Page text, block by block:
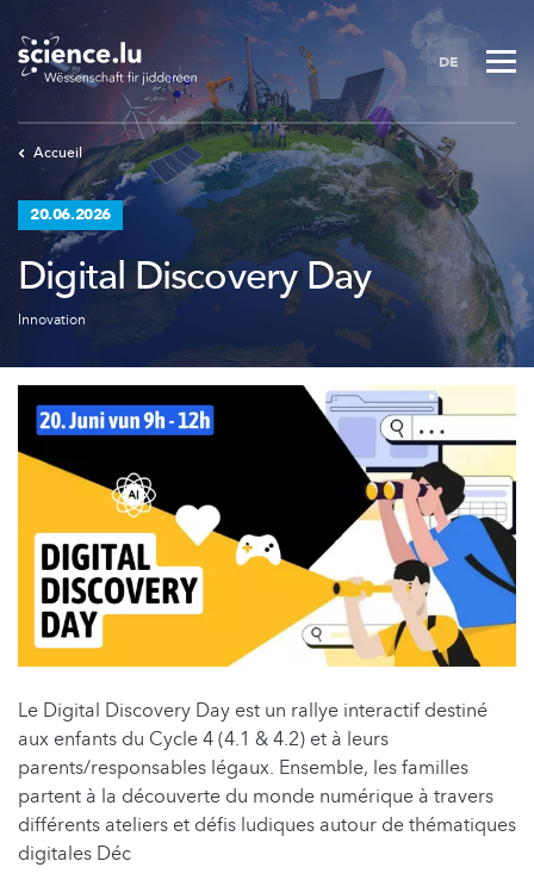
Skip
main
content
DE
Accueil
20.06.2026
Digital Discovery Day
Innovation
Le Digital Discovery Day est un rallye interactif destiné
aux enfants du Cycle 4 (4.1 & 4.2) et à leurs
parents/responsables légaux. Ensemble, les familles
partent à la découverte du monde numérique à travers
différents ateliers et défis ludiques autour de thématiques
digitales Déc